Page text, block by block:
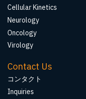
Cellular Kinetics
Neurology
Oncology
Virology
Contact Us
コンタクト
Inquiries